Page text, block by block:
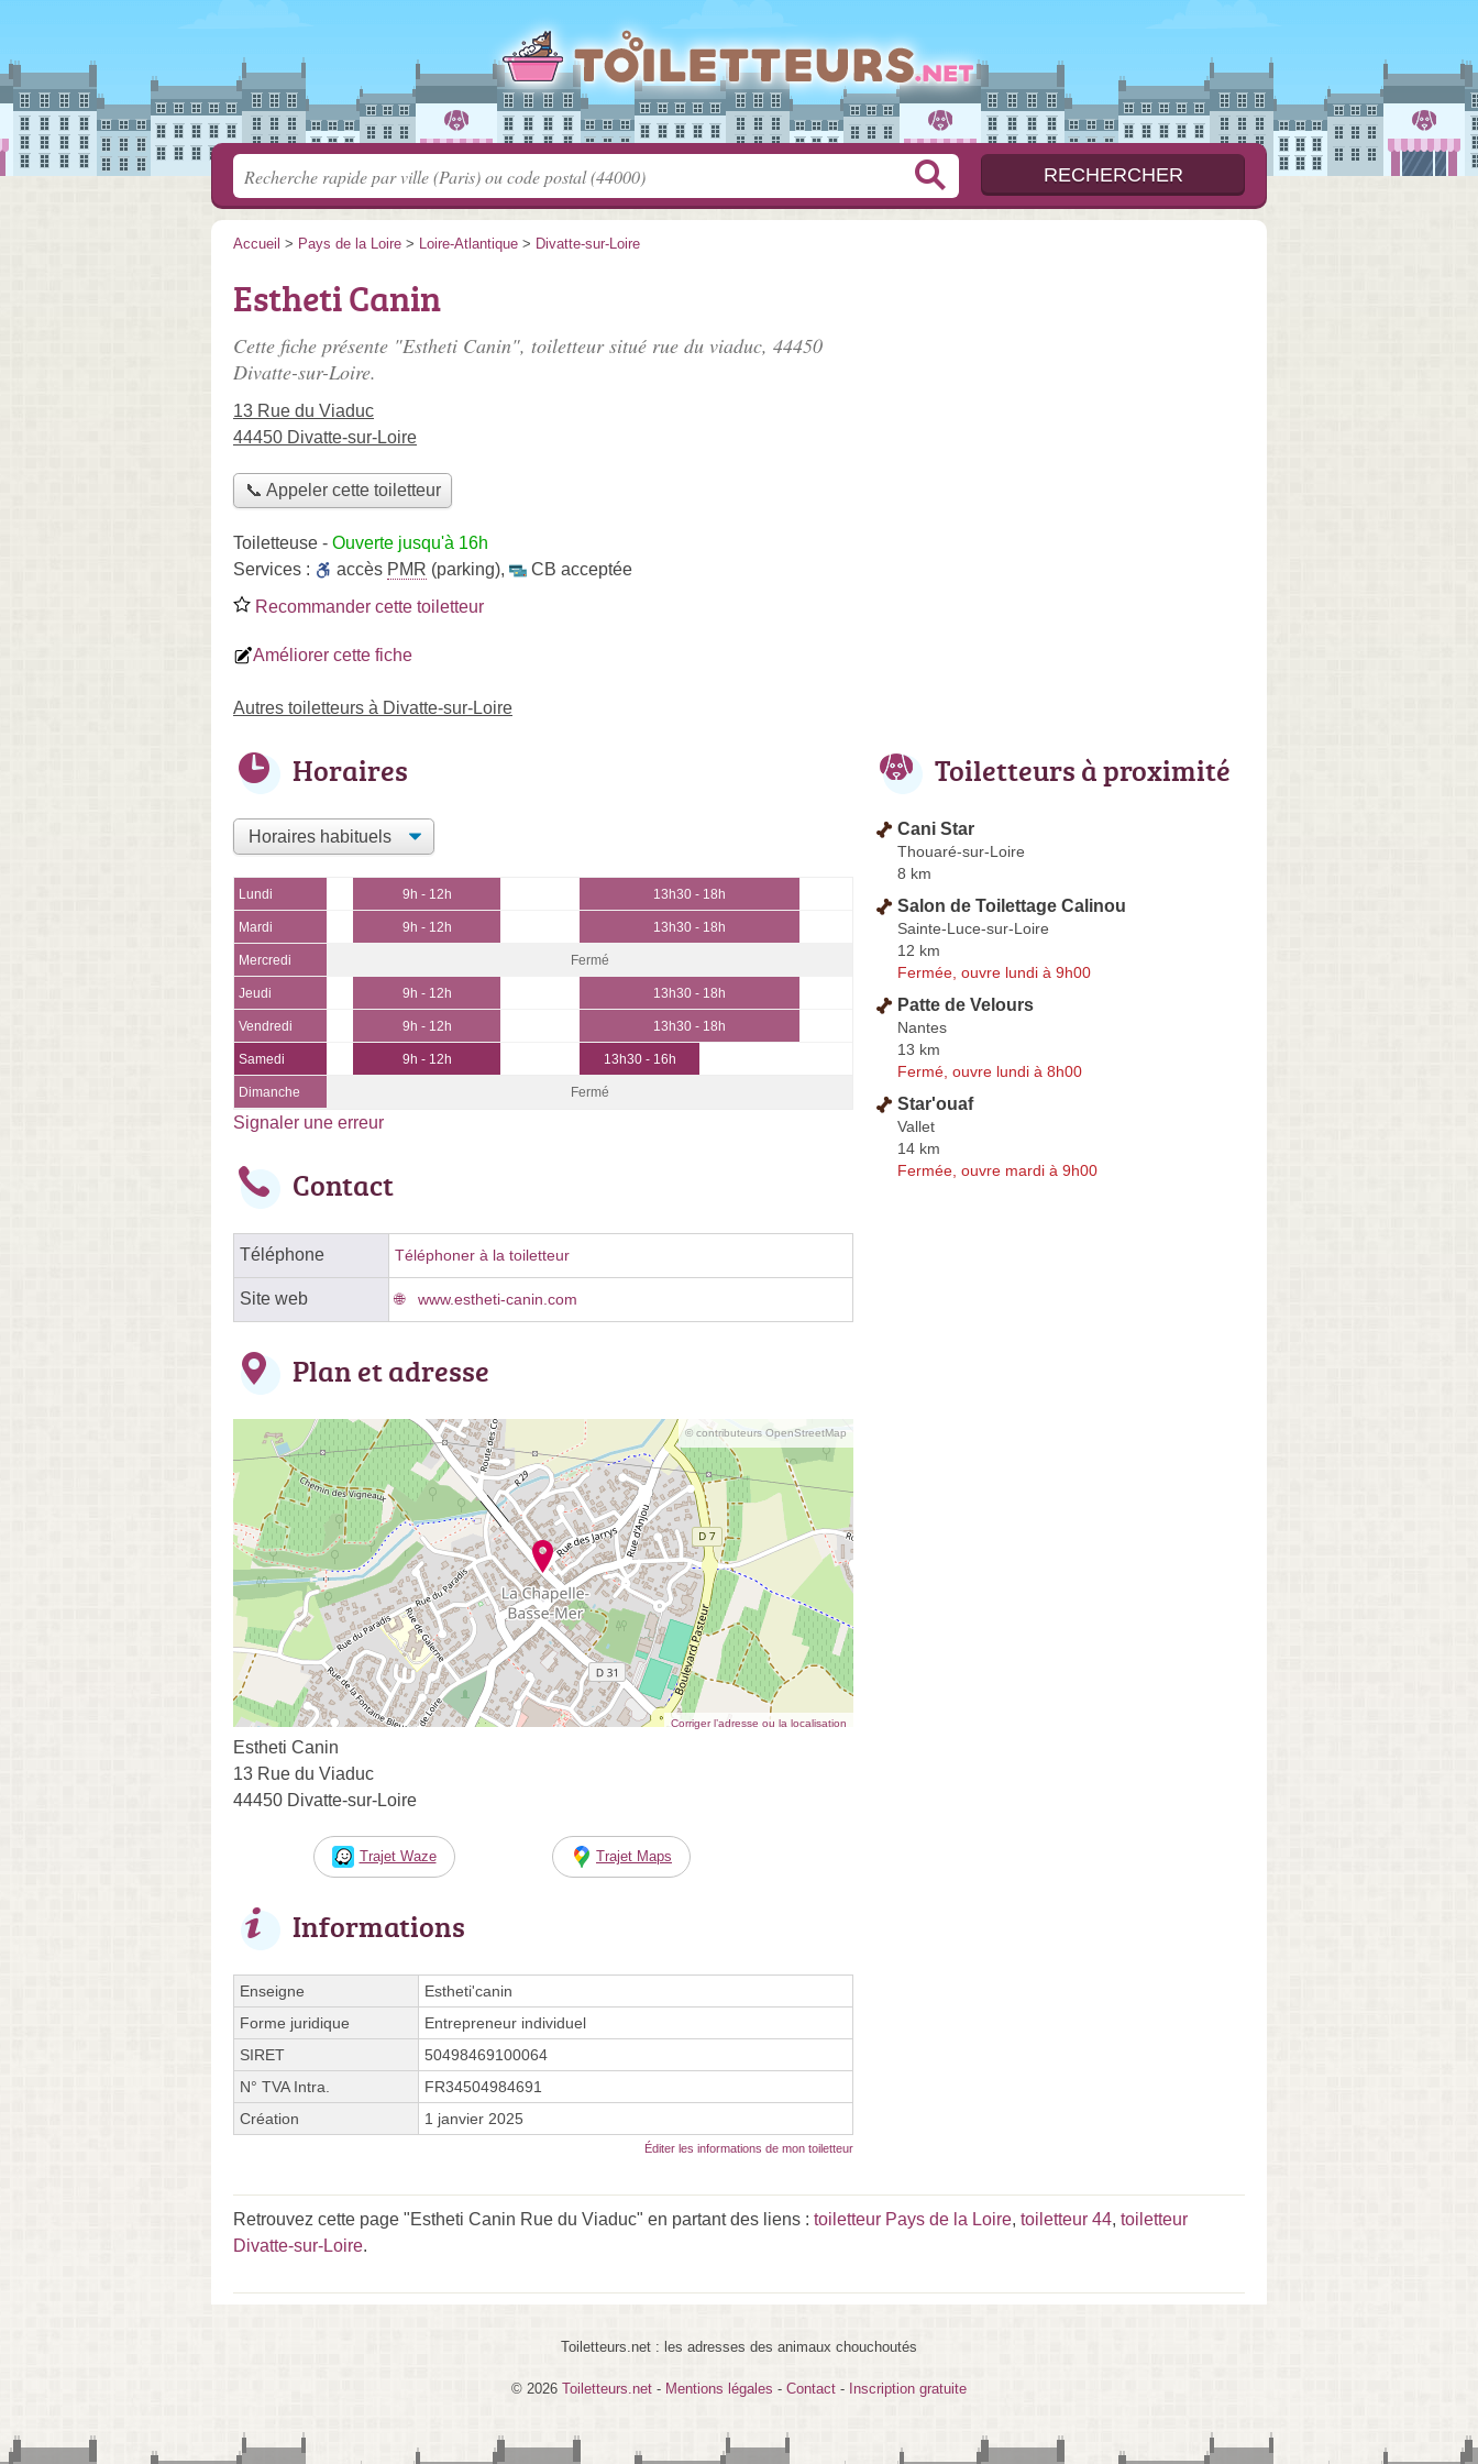
Accueil > Pays de la Loire > Loire-Atlantique > Divatte-sur-Loire
Estheti Canin
Cette fiche présente "Estheti Canin", toiletteur situé rue du viaduc, 44450
Divatte-sur-Loire.
13 Rue du Viaduc
44450 Divatte-sur-Loire
📞 Appeler cette toiletteur
Toiletteuse - Ouverte jusqu'à 16h
Services :
accès PMR (parking),
CB acceptée
Recommander cette toiletteur
Améliorer cette fiche
Autres toiletteurs à Divatte-sur-Loire
Horaires
Lundi 9h - 12h 13h30 - 18h
Mardi 9h - 12h 13h30 - 18h
Mercredi Fermé
Jeudi 9h - 12h 13h30 - 18h
Vendredi 9h - 12h 13h30 - 18h
Samedi 9h - 12h 13h30 - 16h
Dimanche Fermé
Signaler une erreur
Contact
Téléphone Téléphoner à la toiletteur
Site web www.estheti-canin.com
Plan et adresse
© contributeurs OpenStreetMap
Corriger l’adresse ou la localisation
Estheti Canin
13 Rue du Viaduc
44450 Divatte-sur-Loire
Trajet Waze Trajet Maps
Informations
Enseigne
Estheti'canin
Forme juridique
Entrepreneur individuel
SIRET
50498469100064
N° TVA Intra.
FR34504984691
Création
1 janvier 2025
Éditer les informations de mon toiletteur
Toiletteurs à proximité
Cani Star
Thouaré-sur-Loire
8 km
Salon de Toilettage Calinou
Sainte-Luce-sur-Loire
12 km
Fermée, ouvre lundi à 9h00
Patte de Velours
Nantes
13 km
Fermé, ouvre lundi à 8h00
Star'ouaf
Vallet
14 km
Fermée, ouvre mardi à 9h00
Retrouvez cette page "Estheti Canin Rue du Viaduc" en partant des liens : toiletteur Pays de la Loire, toiletteur 44, toiletteur
Divatte-sur-Loire.
Toiletteurs.net : les adresses des animaux chouchoutés
© 2026 Toiletteurs.net - Mentions légales - Contact - Inscription gratuite